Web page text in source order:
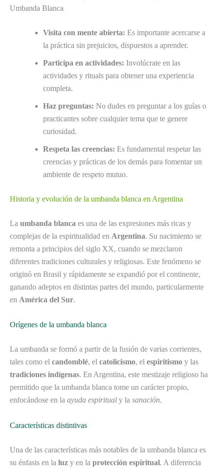
Umbanda Blanca
Visita con mente abierta: Es importante acercarse a
la práctica sin prejuicios, dispuestos a aprender.
Participa en actividades: Involúcrate en las
actividades y rituals para obtener una experiencia
completa.
Haz preguntas: No dudes en preguntar a los guías o
practicantes sobre cualquier tema que te genere
curiosidad.
Respeta las creencias: Es fundamental respetar las
creencias y prácticas de los demás para fomentar un
ambiente de respeto mutuo.
Historia y evolución de la umbanda blanca en Argentina
La umbanda blanca es una de las expresiones más ricas y
complejas de la espiritualidad en Argentina. Su nacimiento se
remonta a principios del siglo XX, cuando se mezclaron
diferentes tradiciones culturales y religiosas. Este fenómeno se
originó en Brasil y rápidamente se expandió por el continente,
ganando adeptos en distintas partes del mundo, particularmente
en América del Sur.
Orígenes de la umbanda blanca
La umbanda se formó a partir de la fusión de varias corrientes,
tales como el candomblé, el catolicismo, el espiritismo y las
tradiciones indígenas. En Argentina, este mestizaje religioso ha
permitido que la umbanda blanca tome un carácter propio,
enfocándose en la ayuda espiritual y la sanación.
Características distintivas
Una de las características más notables de la umbanda blanca es
su énfasis en la luz y en la protección espiritual. A diferencia